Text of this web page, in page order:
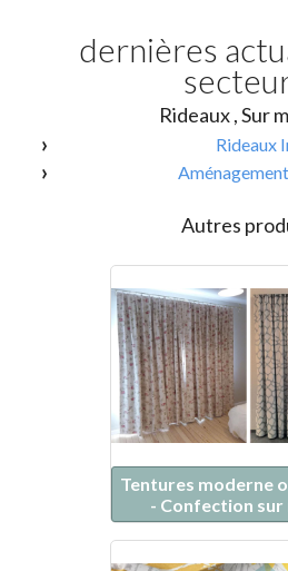
dernières
Rideaux , Sur
Rideaux
Autres
Tentures moderne
- Confection sur